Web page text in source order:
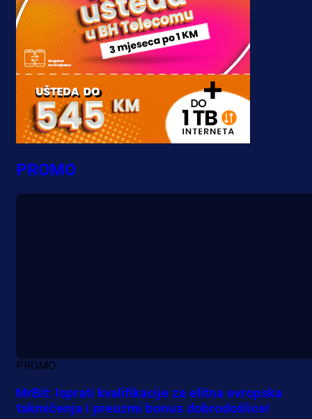
PROMO
PROMO
MrBit: Isprati kvalifikacije za elitna evropska
takmičenja i preuzmi bonus dobrodošlice!